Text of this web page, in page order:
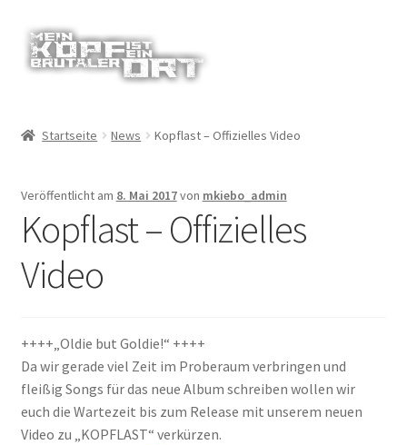
Zur
Navigation
Zum
Inhalt
Startseite News Kopflast – Offizielles Video
Veröffentlicht am 8. Mai 2017von mkiebo_admin
Kopflast – Offizielles
Video
++++„Oldie but Goldie!“ ++++
Da wir gerade viel Zeit im Proberaum verbringen und
fleißig Songs für das neue Album schreiben wollen wir
euch die Wartezeit bis zum Release mit unserem neuen
Video zu „KOPFLAST“ verkürzen.